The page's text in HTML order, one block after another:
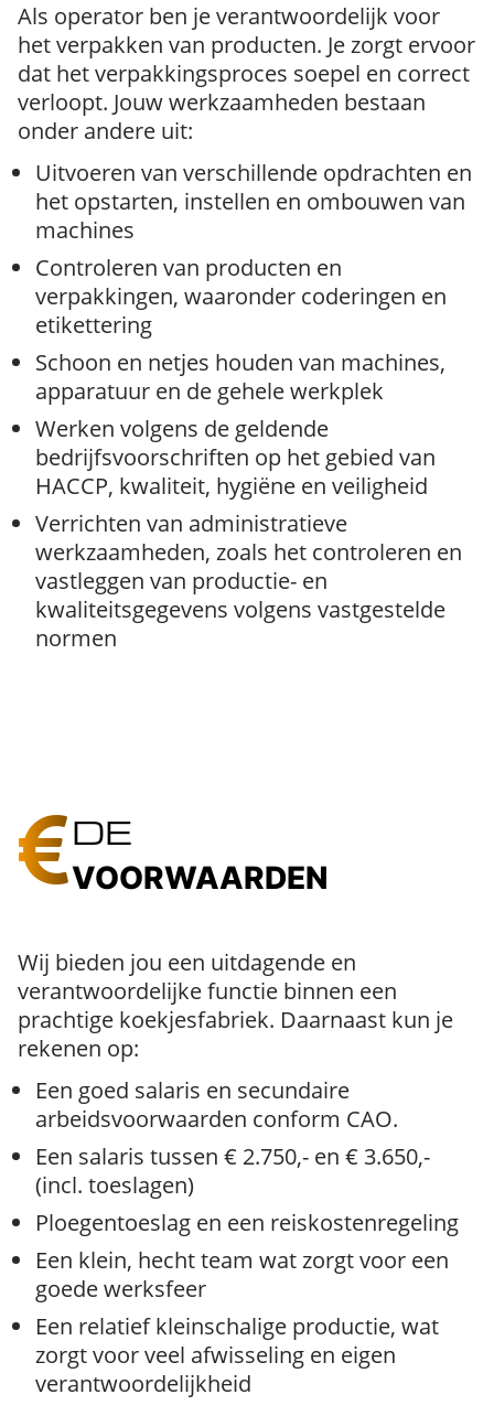
Als operator ben je verantwoordelijk voor
het verpakken van producten. Je zorgt ervoor
dat het verpakkingsproces soepel en correct
verloopt. Jouw werkzaamheden bestaan
onder andere uit:
Uitvoeren van verschillende opdrachten en
het opstarten, instellen en ombouwen van
machines
Controleren van producten en
verpakkingen, waaronder coderingen en
etikettering
Schoon en netjes houden van machines,
apparatuur en de gehele werkplek
Werken volgens de geldende
bedrijfsvoorschriften op het gebied van
HACCP, kwaliteit, hygiëne en veiligheid
Verrichten van administratieve
werkzaamheden, zoals het controleren en
vastleggen van productie- en
kwaliteitsgegevens volgens vastgestelde
normen
DE
VOORWAARDEN
Wij bieden jou een uitdagende en
verantwoordelijke functie binnen een
prachtige koekjesfabriek. Daarnaast kun je
rekenen op:
Een goed salaris en secundaire
arbeidsvoorwaarden conform CAO.
Een salaris tussen € 2.750,- en € 3.650,-
(incl. toeslagen)
Ploegentoeslag en een reiskostenregeling
Een klein, hecht team wat zorgt voor een
goede werksfeer
Een relatief kleinschalige productie, wat
zorgt voor veel afwisseling en eigen
verantwoordelijkheid